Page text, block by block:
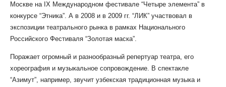
Москве на IX Международном фестивале “Четыре элемента” в
конкурсе “Этника”. А в 2008 и в 2009 гг. “ЛИК” участвовал в
экспозиции театрального рынка в рамках Национального
Российского Фестиваля “Золотая маска”.
Поражает огромный и разнообразный репертуар театра, его
хореография и музыкальное сопровождение. В спектакле
“Азимут”, например, звучит узбекская традиционная музыка и